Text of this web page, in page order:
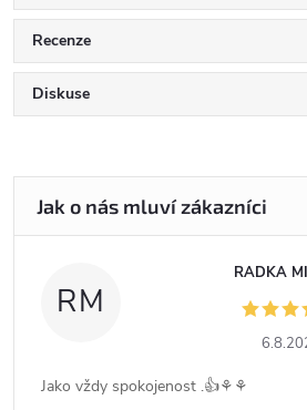
Recenze
Diskuse
RM
RADKA
Jako vždy spokojenost .👍⚘️⚘️